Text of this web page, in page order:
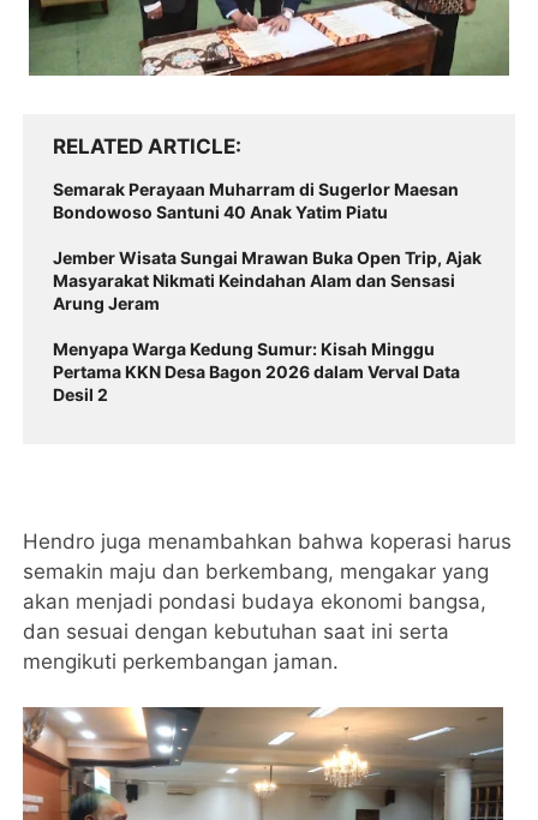
RELATED ARTICLE
Semarak Perayaan Muharram di Sugerlor Maesan
Bondowoso Santuni 40 Anak Yatim Piatu
Jember Wisata Sungai Mrawan Buka Open Trip, Ajak
Masyarakat Nikmati Keindahan Alam dan Sensasi
Arung Jeram
Menyapa Warga Kedung Sumur: Kisah Minggu
Pertama KKN Desa Bagon 2026 dalam Verval Data
Desil 2
Hendro juga menambahkan bahwa koperasi harus
semakin maju dan berkembang, mengakar yang
akan menjadi pondasi budaya ekonomi bangsa,
dan sesuai dengan kebutuhan saat ini serta
mengikuti perkembangan jaman.